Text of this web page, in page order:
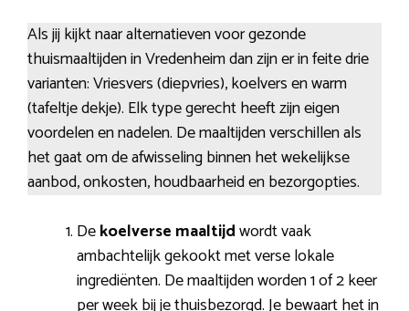
Als jij kijkt naar alternatieven voor gezonde
thuismaaltijden in Vredenheim dan zijn er in feite drie
varianten: Vriesvers (diepvries), koelvers en warm
(tafeltje dekje). Elk type gerecht heeft zijn eigen
voordelen en nadelen. De maaltijden verschillen als
het gaat om de afwisseling binnen het wekelijkse
aanbod, onkosten, houdbaarheid en bezorgopties.
Dekoelverse maaltijdwordt vaak
ambachtelijk gekookt met verse lokale
ingrediënten. De maaltijden worden 1 of 2 keer
per week bij je thuisbezorgd. Je bewaart het in